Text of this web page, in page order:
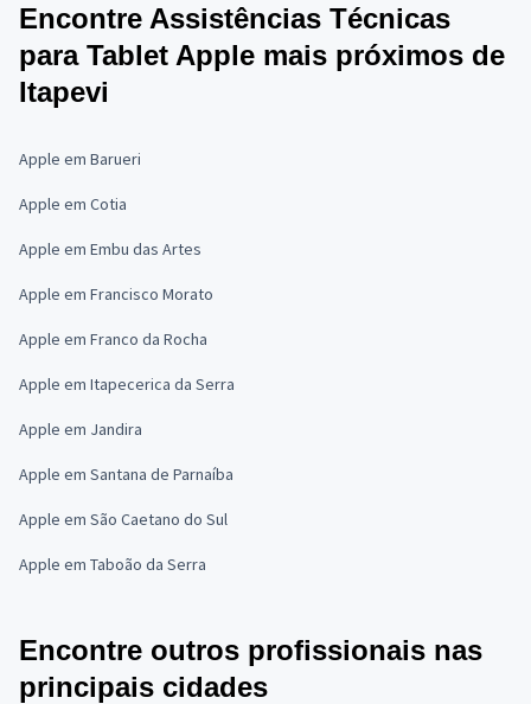
Encontre Assistências Técnicas
para Tablet Apple mais próximos de
Itapevi
Apple em Barueri
Apple em Cotia
Apple em Embu das Artes
Apple em Francisco Morato
Apple em Franco da Rocha
Apple em Itapecerica da Serra
Apple em Jandira
Apple em Santana de Parnaíba
Apple em São Caetano do Sul
Apple em Taboão da Serra
Encontre outros profissionais nas
principais cidades